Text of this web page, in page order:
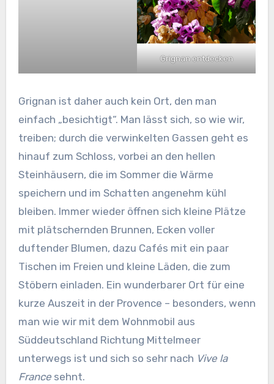
Grignan entdecken
Grignan ist daher auch kein Ort, den man
einfach „besichtigt“. Man lässt sich, so wie wir,
treiben; durch die verwinkelten Gassen geht es
hinauf zum Schloss, vorbei an den hellen
Steinhäusern, die im Sommer die Wärme
speichern und im Schatten angenehm kühl
bleiben. Immer wieder öffnen sich kleine Plätze
mit plätschernden Brunnen, Ecken voller
duftender Blumen, dazu Cafés mit ein paar
Tischen im Freien und kleine Läden, die zum
Stöbern einladen. Ein wunderbarer Ort für eine
kurze Auszeit in der Provence – besonders, wenn
man wie wir mit dem Wohnmobil aus
Süddeutschland Richtung Mittelmeer
unterwegs ist und sich so sehr nach Vive la
Francesehnt.